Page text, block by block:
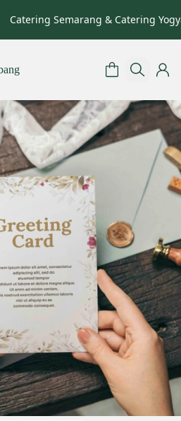
Catering Semarang & Catering